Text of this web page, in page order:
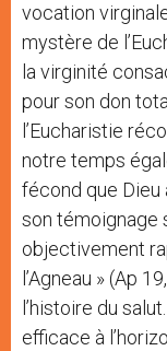
vocation
mystère de
la virginité
pour son don
l’Eucharistie
notre temps
fécond que Dieu
son témoignage
objectivement
l’Agneau » (Ap
l’histoire du
efficace à